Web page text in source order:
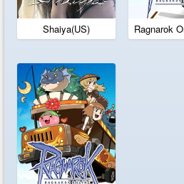
Shaiya(US) Ragnarok